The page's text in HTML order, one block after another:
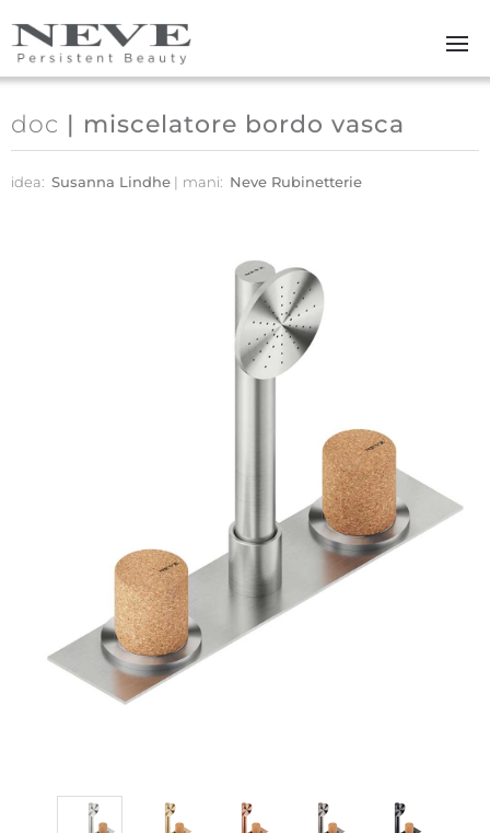
Skip to main content
doc | miscelatore bordo vasca
idea: Susanna Lindhe mani: Neve Rubinetterie